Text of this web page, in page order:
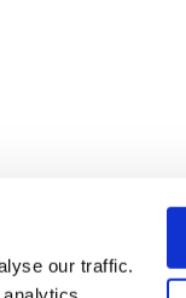
our traffic.
profesionales
a tu manera.